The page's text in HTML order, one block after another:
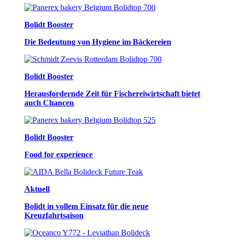
Bolidt Booster
Die Bedeutung von Hygiene im Bäckereien
Bolidt Booster
Herausfordernde Zeit für Fischereiwirtschaft bietet
auch Chancen
Bolidt Booster
Food for experience
Aktuell
Bolidt in vollem Einsatz für die neue
Kreuzfahrtsaison